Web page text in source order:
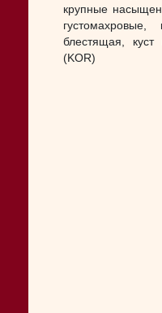
крупные
блестящая,
(KOR)